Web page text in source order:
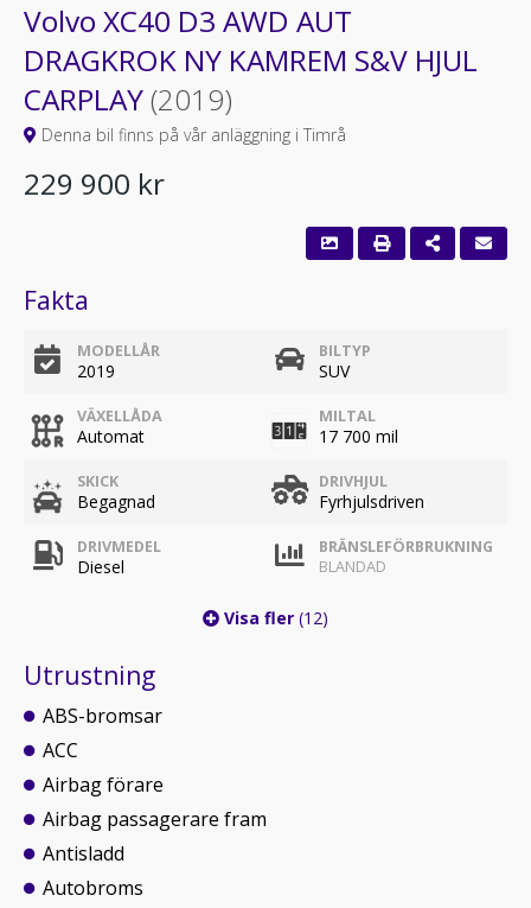
Volvo XC40 D3 AWD AUT
DRAGKROK NY KAMREM S&V HJUL
CARPLAY(2019)
Denna bil finns på vår anläggning i Timrå
229 900 kr
Fakta
MODELLÅR
2019
BILTYP
SUV
VÄXELLÅDA
Automat
MILTAL
17 700 mil
SKICK
Begagnad
DRIVHJUL
Fyrhjulsdriven
DRIVMEDEL
Diesel
BRÄNSLEFÖRBRUKNING
BLANDAD
Visa fler (12)
Utrustning
ABS-bromsar
ACC
Airbag förare
Airbag passagerare fram
Antisladd
Autobroms